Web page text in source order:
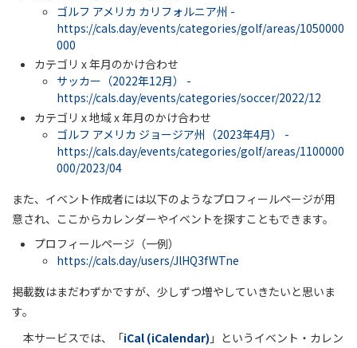
ゴルフ アメリカ カリフォルニア州 -
https://cals.day/events/categories/golf/areas/1050000
000
カテゴリ x 年月のかけ合わせ
サッカー（2022年12月） -
https://cals.day/events/categories/soccer/2022/12
カテゴリ x 地域 x 年月のかけ合わせ
ゴルフ アメリカ ジョージア州（2023年4月） -
https://cals.day/events/categories/golf/areas/1100000
000/2023/04
また、イベント作成者には以下のようなプロフィールページが用
意され、ここからカレンダーやイベントを探すこともできます。
プロフィールページ（一例）
https://cals.day/users/JlHQ3fWTne
掲載数はまだわずかですが、少しずつ増やしていきたいと思いま
す。
本サービスでは、「iCal (iCalendar) 」というイベント・カレン